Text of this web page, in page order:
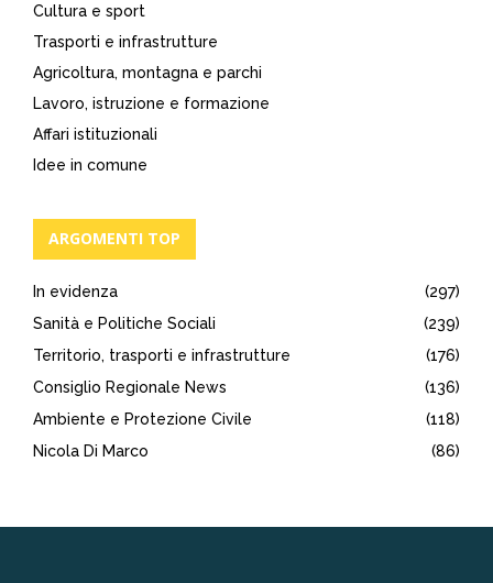
Cultura e sport
Trasporti e infrastrutture
Agricoltura, montagna e parchi
Lavoro, istruzione e formazione
Affari istituzionali
Idee in comune
ARGOMENTI TOP
In evidenza
(297)
Sanità e Politiche Sociali
(239)
Territorio, trasporti e infrastrutture
(176)
Consiglio Regionale News
(136)
Ambiente e Protezione Civile
(118)
Nicola Di Marco
(86)